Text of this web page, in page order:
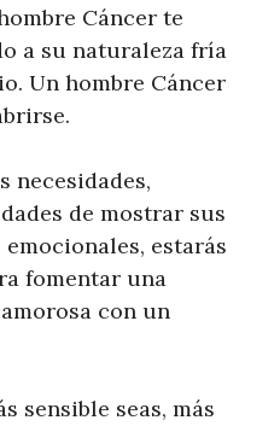
Cáncer te
a su naturaleza fría
Un hombre Cáncer
necesidades,
de mostrar sus
estarás
fomentar una
con un
sensible seas, más